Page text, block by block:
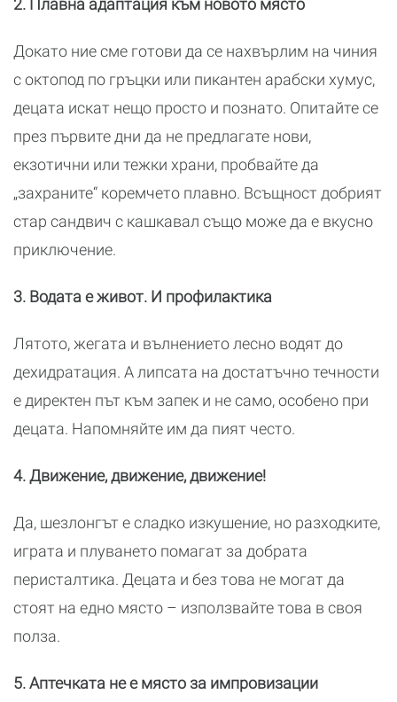
Докато ние сме готови да се нахвърлим на чиния
с октопод по гръцки или пикантен арабски хумус,
децата искат нещо просто и познато. Опитайте се
през първите дни да не предлагате нови,
екзотични или тежки храни, пробвайте да
„захраните“ коремчето плавно. Всъщност добрият
стар сандвич с кашкавал също може да е вкусно
приключение.
3. Водата е живот. И профилактика
Лятото, жегата и вълнението лесно водят до
дехидратация. А липсата на достатъчно течности
е директен път към запек и не само, особено при
децата. Напомняйте им да пият често.
4. Движение, движение, движение!
Да, шезлонгът е сладко изкушение, но разходките,
играта и плуването помагат за добрата
перисталтика. Децата и без това не могат да
стоят на едно място – използвайте това в своя
полза.
5. Аптечката не е място за импровизации